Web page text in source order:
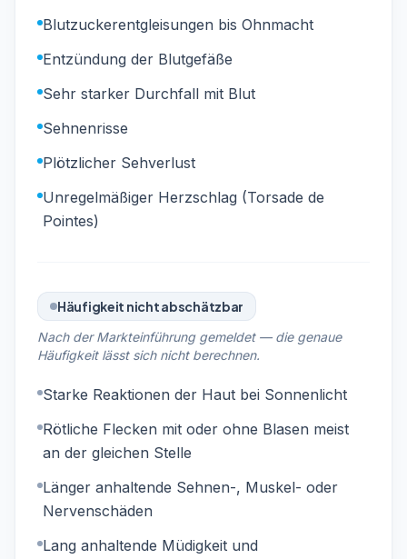
Blutzuckerentgleisungen bis Ohnmacht
Entzündung der Blutgefäße
Sehr starker Durchfall mit Blut
Sehnenrisse
Plötzlicher Sehverlust
Unregelmäßiger Herzschlag (Torsade de
Pointes)
Häufigkeit nicht abschätzbar
Nach der Markteinführung gemeldet — die genaue
Häufigkeit lässt sich nicht berechnen.
Starke Reaktionen der Haut bei Sonnenlicht
Rötliche Flecken mit oder ohne Blasen meist
an der gleichen Stelle
Länger anhaltende Sehnen-, Muskel- oder
Nervenschäden
Lang anhaltende Müdigkeit und